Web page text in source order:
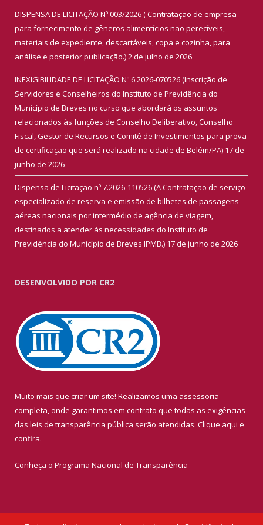
DISPENSA DE LICITAÇÃO Nº 003/2026 ( Contratação de empresa
para fornecimento de gêneros alimentícios não perecíveis,
materiais de expediente, descartáveis, copa e cozinha, para
análise e posterior publicação.)2 de julho de 2026
INEXIGIBILIDADE DE LICITAÇÃO Nº 6.2026-070526 (Inscrição de
Servidores e Conselheiros do Instituto de Previdência do
Município de Breves no curso que abordará os assuntos
relacionados às funções de Conselho Deliberativo, Conselho
Fiscal, Gestor de Recursos e Comitê de Investimentos para prova
de certificação que será realizado na cidade de Belém/PA) 17 de
junho de 2026
Dispensa de Licitação nº 7.2026-110526 (A Contratação de serviço
especializado de reserva e emissão de bilhetes de passagens
aéreas nacionais por intermédio de agência de viagem,
destinados a atender às necessidades do Instituto de
Previdência do Município de Breves IPMB.) 17 de junho de 2026
DESENVOLVIDO POR CR2
Muito mais que criar um site! Realizamos uma assessoria
completa, onde garantimos em contrato que todas as exigências
das leis de transparência pública serão atendidas. Clique aqui e
confira.
Conheça o Programa Nacional de Transparência